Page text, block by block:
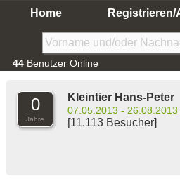
Home Registrieren/
44 Benutzer Online
0
Jahre
Kleintier Hans-Peter
07.05.2013 - 26.08.2013
[11.113 Besucher]